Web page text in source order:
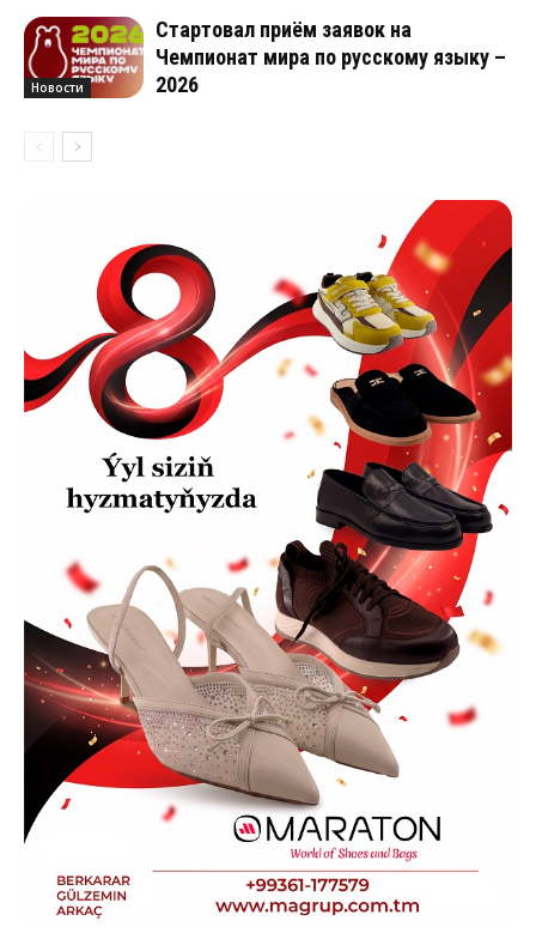
Новости
Стартовал приём заявок на
Чемпионат мира по русскому языку –
2026